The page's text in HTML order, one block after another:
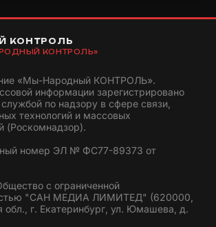
КОНТРОЛЬ
КОНТРОЛЬ»
«Мы-Народный КОНТРОЛЬ».
информации зарегистрировано
по надзору в сфере связи,
технологий и массовых
(Роскомнадзор).
номер ЭЛ № ФС77-89373 от
с ограниченной
"САН МЕДИА ЛИМИТЕД" (620000,
обл., г. Екатеринбург, ул. Юмашева, д.